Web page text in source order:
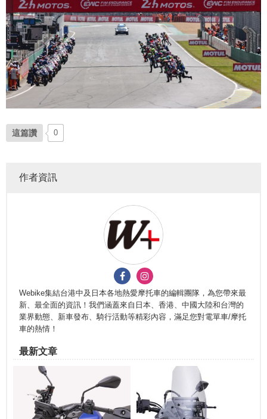
這篇讚 0
作者資訊
Webike集結台港中及日本各地熱愛摩托車的編輯團隊，為您帶來最
新、最全面的資訊！我們涵蓋來自日本、香港、中國大陸和台灣的
業界動態、新車發布、騎行活動等精彩內容，滿足您對電單車/摩托
車的熱情！
最新文章